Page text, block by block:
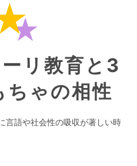
リ教育と3
ちゃの相性
言語や社会性の吸収が著しい時